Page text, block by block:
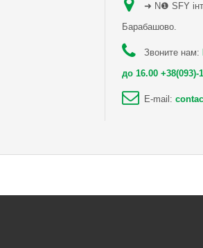
➜ N❶ SFY
Барабашово.
Звоните нам:
до 16.00 +38(093)-
E-mail: